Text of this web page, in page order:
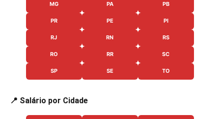
MG PA PB
PR PE PI
RJ RN RS
RO RR SC
SP SE TO
📍 Salário por Cidade